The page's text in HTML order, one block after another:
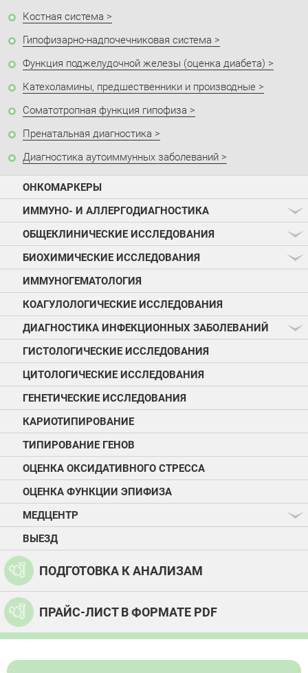
Костная система
Гипофизарно-надпочечниковая система
Функция поджелудочной железы (оценка диабета)
Катехоламины, предшественники и производные
Соматотропная функция гипофиза
Пренатальная диагностика
Диагностика аутоиммунных заболеваний
ОНКОМАРКЕРЫ
ИММУНО- И АЛЛЕРГОДИАГНОСТИКА
ОБЩЕКЛИНИЧЕСКИЕ ИССЛЕДОВАНИЯ
БИОХИМИЧЕСКИЕ ИССЛЕДОВАНИЯ
ИММУНОГЕМАТОЛОГИЯ
КОАГУЛОЛОГИЧЕСКИЕ ИССЛЕДОВАНИЯ
ДИАГНОСТИКА ИНФЕКЦИОННЫХ ЗАБОЛЕВАНИЙ
ГИСТОЛОГИЧЕСКИЕ ИССЛЕДОВАНИЯ
ЦИТОЛОГИЧЕСКИЕ ИССЛЕДОВАНИЯ
ГЕНЕТИЧЕСКИЕ ИССЛЕДОВАНИЯ
КАРИОТИПИРОВАНИЕ
ТИПИРОВАНИЕ ГЕНОВ
ОЦЕНКА ОКСИДАТИВНОГО СТРЕССА
ОЦЕНКА ФУНКЦИИ ЭПИФИЗА
МЕДЦЕНТР
ВЫЕЗД
ПОДГОТОВКА К АНАЛИЗАМ
ПРАЙС-ЛИСТ В ФОРМАТЕ PDF